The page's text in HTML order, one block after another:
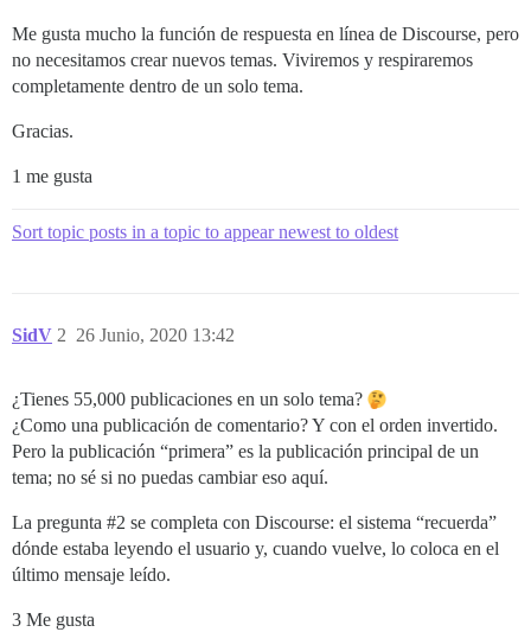
Me gusta mucho la función de respuesta en línea de Discourse, pero
no necesitamos crear nuevos temas. Viviremos y respiraremos
completamente dentro de un solo tema.
Gracias.
1 me gusta
Sort topic posts in a topic to appear newest to oldest
SidV 26 Junio, 2020 13:42
2
¿Tienes 55,000 publicaciones en un solo tema?
¿Como una publicación de comentario? Y con el orden invertido.
Pero la publicación “primera” es la publicación principal de un
tema; no sé si no puedas cambiar eso aquí.
La pregunta #2 se completa con Discourse: el sistema “recuerda”
dónde estaba leyendo el usuario y, cuando vuelve, lo coloca en el
último mensaje leído.
3 Me gusta